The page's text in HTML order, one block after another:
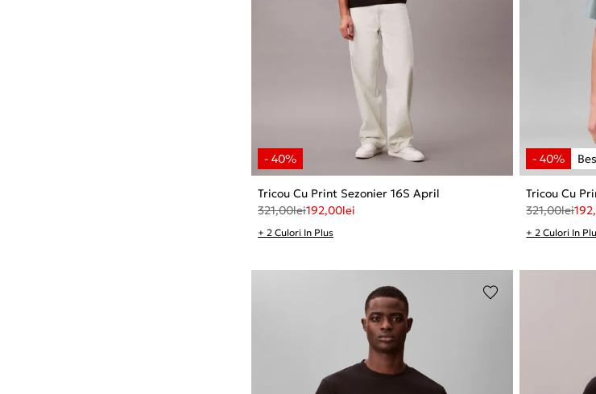
Tricou Cu Print Sezonier 16S April
321,00lei192,00lei
+ 2 Culori In Plus
Tricou Cu
321,00lei
+ 2 Culori In